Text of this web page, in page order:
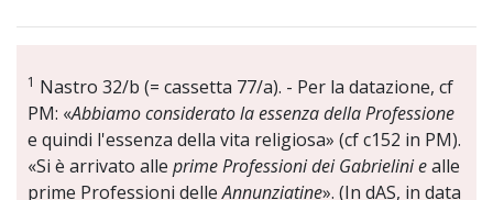
1 Nastro 32/b (= cassetta 77/a). - Per la datazione, cf
PM: «Abbiamo considerato la essenza della Professione
e quindi l'essenza della vita religiosa» (cf c152 in PM).
«Si è arrivato alle prime Professioni dei Gabrielini ealle
prime Professioni delleAnnunziatine». (In dAS, in data